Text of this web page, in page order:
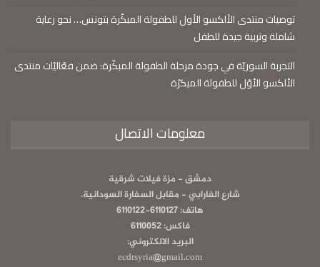
توصيات منتدى الألكسو الأول للطفولة المبكّرة بتونس… نحو رعاية
شاملة وتربية جيدة للطفل
التجربة السوريّة في جودة مرحلة الطفولة المبكّرة: ضمن فعّاليّات منتدى
الألكسو الأوّل للطفولة المبكرّة
معلومات الاتصال
دمشق - مزة فيلات شرقية
شارع الفارابي - مقابل السفارة السودانية.
هاتف: 6110127-6110122
فاكس: 6110052
البريد الالكتروني:
ecdrsyria@gmail.com